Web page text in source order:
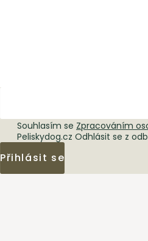
Souhlasím se Zpracováním
Peliskydog.cz Odhlásit se z
Přihlásit se